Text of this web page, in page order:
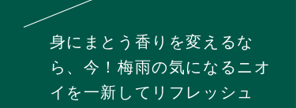
身にまとう香りを変えるな
ら、今！梅雨の気になるニオ
イを一新してリフレッシュ